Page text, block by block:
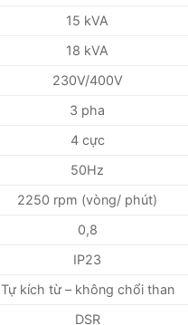
15 kVA
18 kVA
230V/400V
3 pha
4 cực
50Hz
2250 rpm (vòng/ phút)
0,8
IP23
Tự kích từ – không chổi than
DSR